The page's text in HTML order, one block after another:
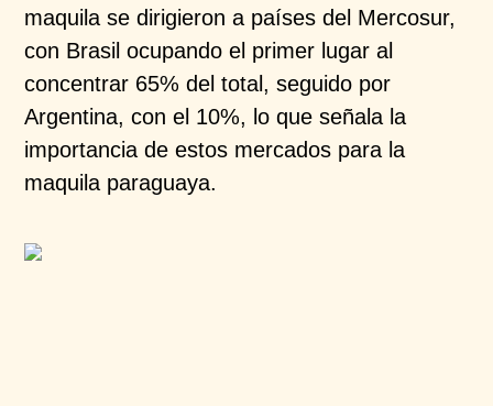
maquila se dirigieron a países del Mercosur,
con Brasil ocupando el primer lugar al
concentrar 65% del total, seguido por
Argentina, con el 10%, lo que señala la
importancia de estos mercados para la
maquila paraguaya.